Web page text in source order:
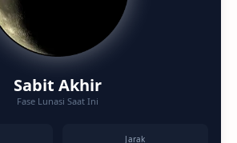
Sabit Akhir
Fase Lunasi Saat Ini
Jarak